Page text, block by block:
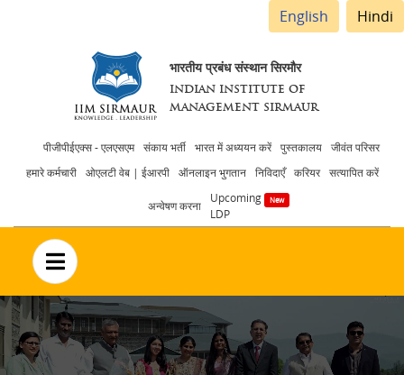
English Hindi
भारतीय प्रबंध संस्थान सिरमौर
INDIAN INSTITUTE OF
MANAGEMENT SIRMAUR
Header
menu
पीजीपीईएक्स - एलएसएम संकाय भर्ती भारत में अध्ययन करें पुस्तकालय
जीवंत परिसर
हमारे कर्मचारी
ओएलटी वेब | ईआरपी ऑनलाइन भुगतान निविदाएँ करियर सत्यापित करें
अन्वेषण करना
Upcoming
LDP
no text